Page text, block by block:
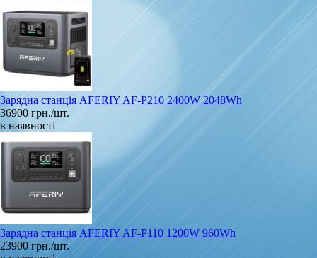
Зарядна станція AFERIY AF-P210 2400W 2048Wh
36900 грн./шт.
в наявності
Зарядна станція AFERIY AF-P110 1200W 960Wh
23900 грн./шт.